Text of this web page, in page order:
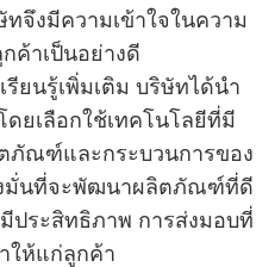
จึงมีความเข้าใจในความ
ค้าเป็นอย่างดี
ยนรู้เพิ่มเติม บริษัทได้นำ
ยเลือกใช้เทคโนโลยีที่มี
ภัณฑ์และกระบวนการของ
มั่นที่จะพัฒนาผลิตภัณฑ์ที่ดี
ประสิทธิภาพ การส่งมอบที่
ให้แก่ลูกค้า